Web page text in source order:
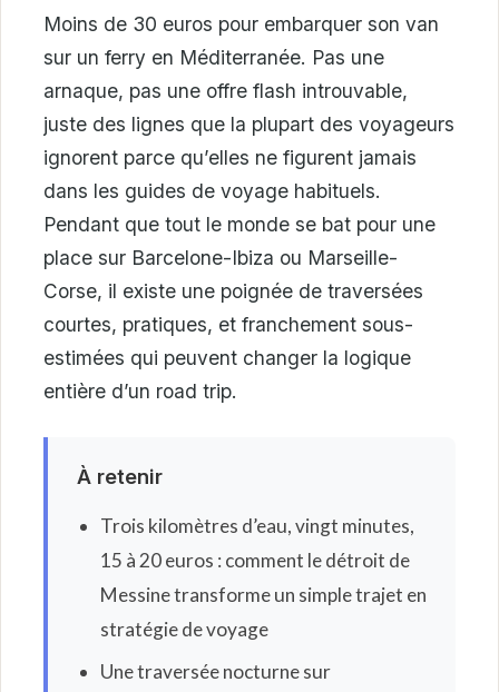
Moins de 30 euros pour embarquer son van
sur un ferry en Méditerranée. Pas une
arnaque, pas une offre flash introuvable,
juste des lignes que la plupart des voyageurs
ignorent parce qu’elles ne figurent jamais
dans les guides de voyage habituels.
Pendant que tout le monde se bat pour une
place sur Barcelone-Ibiza ou Marseille-
Corse, il existe une poignée de traversées
courtes, pratiques, et franchement sous-
estimées qui peuvent changer la logique
entière d’un road trip.
À retenir
Trois kilomètres d’eau, vingt minutes,
15 à 20 euros : comment le détroit de
Messine transforme un simple trajet en
stratégie de voyage
Une traversée nocturne sur